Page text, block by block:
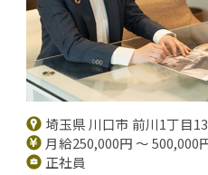
埼玉県 川口市 前川1丁目
月給250,000円 ～ 500,000
正社員